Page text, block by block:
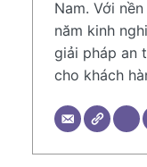
Nam. Với
năm kinh
giải pháp an
cho khách